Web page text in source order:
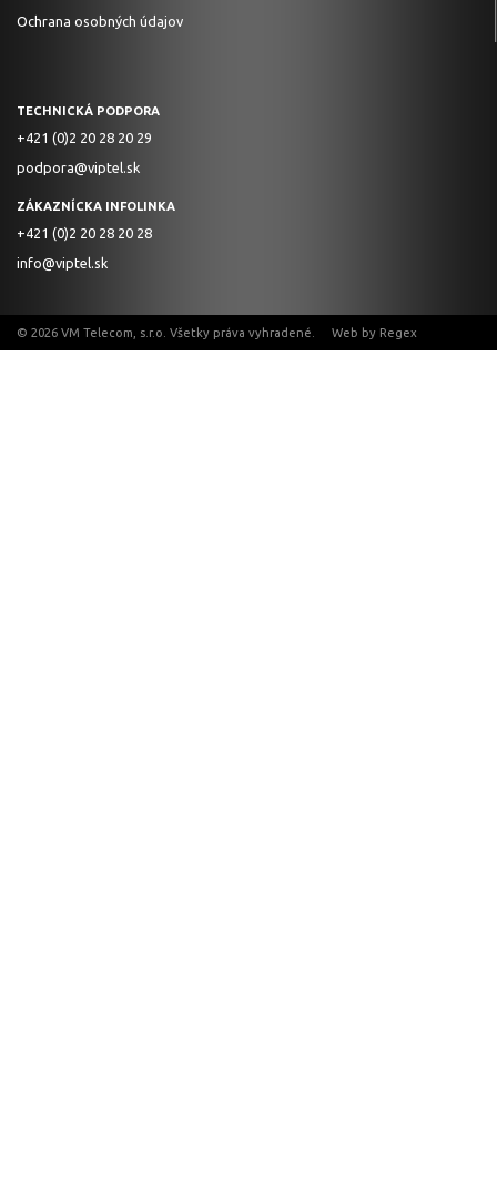
Ochrana osobných údajov
TECHNICKÁ PODPORA
+421 (0)2 20 28 20 29
podpora@viptel.sk
ZÁKAZNÍCKA INFOLINKA
+421 (0)2 20 28 20 28
info@viptel.sk
© 2026 VM Telecom, s.r.o. Všetky práva vyhradené. Web by Regex